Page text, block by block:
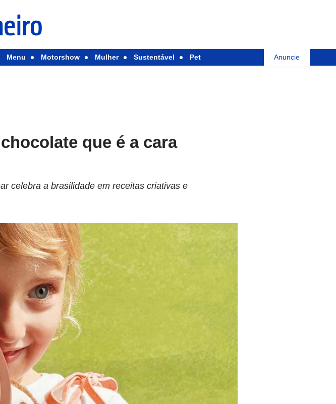
Menu Motorshow Mulher Sustentável Pet Anuncie
que é a cara
celebra a brasilidade em receitas criativas e